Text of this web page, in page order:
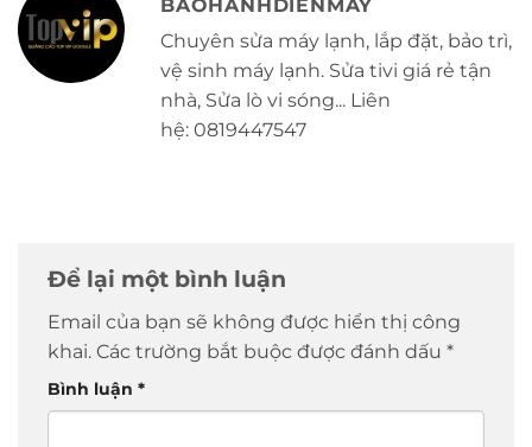
BAOHANHDIENMAY
Chuyên sửa máy lạnh, lắp đặt, bảo trì,
vệ sinh máy lạnh. Sửa tivi giá rẻ tận
nhà, Sửa lò vi sóng... Liên
hệ: 0819447547
Để lại một bình luận
Email của bạn sẽ không được hiển thị công
khai. Các trường bắt buộc được đánh dấu *
Bình luận *